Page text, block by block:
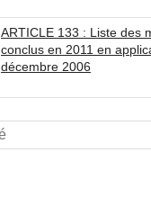
ARTICLE 133 : Liste des
conclus en 2011 en
décembre 2006